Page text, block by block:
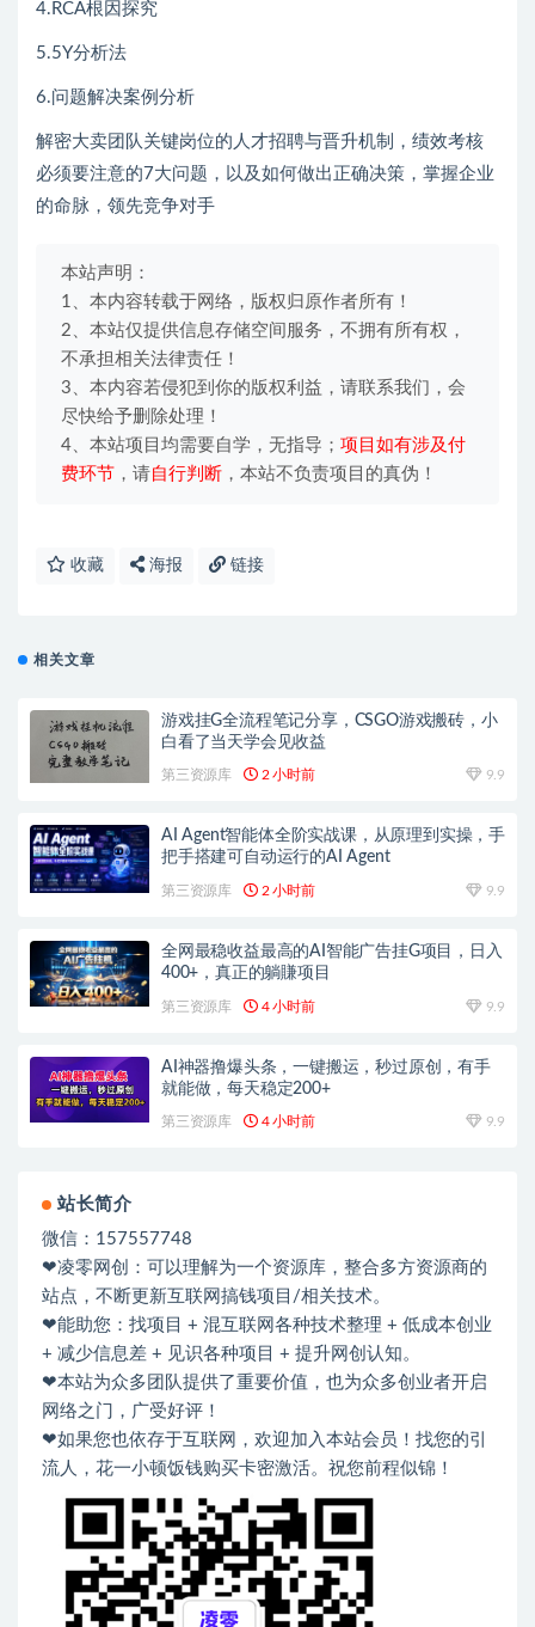
4.RCA根因探究
5.5Y分析法
6.问题解决案例分析
解密大卖团队关键岗位的人才招聘与晋升机制，绩效考核
必须要注意的7大问题，以及如何做出正确决策，掌握企业
的命脉，领先竞争对手
本站声明：
1、本内容转载于网络，版权归原作者所有！
2、本站仅提供信息存储空间服务，不拥有所有权，
不承担相关法律责任！
3、本内容若侵犯到你的版权利益，请联系我们，会
尽快给予删除处理！
4、本站项目均需要自学，无指导； 项目如有涉及付
费环节 ，请自行判断 ，本站不负责项目的真伪！
收藏 海报 链接
相关文章
游戏挂G全流程笔记分享，CSGO游戏搬砖，小
白看了当天学会见收益
第三资源库 2 小时前 9.9
AI Agent智能体全阶实战课，从原理到实操，手
把手搭建可自动运行的AI Agent
第三资源库 2 小时前 9.9
全网最稳收益最高的AI智能广告挂G项目，日入
400+，真正的躺賺项目
第三资源库 4 小时前 9.9
AI神器撸爆头条，一键搬运，秒过原创，有手
就能做，每天稳定200+
第三资源库 4 小时前 9.9
站长简介
微信：157557748
❤凌零网创：可以理解为一个资源库，整合多方资源商的
站点，不断更新互联网搞钱项目/相关技术。
❤能助您：找项目 + 混互联网各种技术整理 + 低成本创业
+ 减少信息差 + 见识各种项目 + 提升网创认知。
❤本站为众多团队提供了重要价值，也为众多创业者开启
网络之门，广受好评！
❤如果您也依存于互联网，欢迎加入本站会员！找您的引
流人，花一小顿饭钱购买卡密激活。祝您前程似锦！